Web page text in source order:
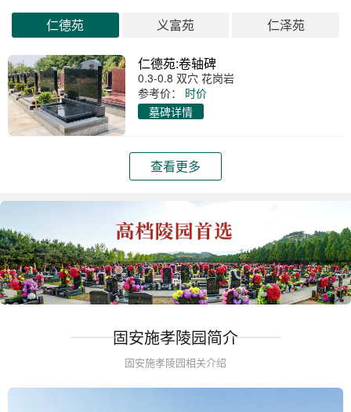
仁德苑 义富苑 仁泽苑
仁德苑:卷轴碑
0.3-0.8 双穴 花岗岩
参考价：
时价
墓碑详情
查看更多
固安施孝陵园简介
固安施孝陵园相关介绍